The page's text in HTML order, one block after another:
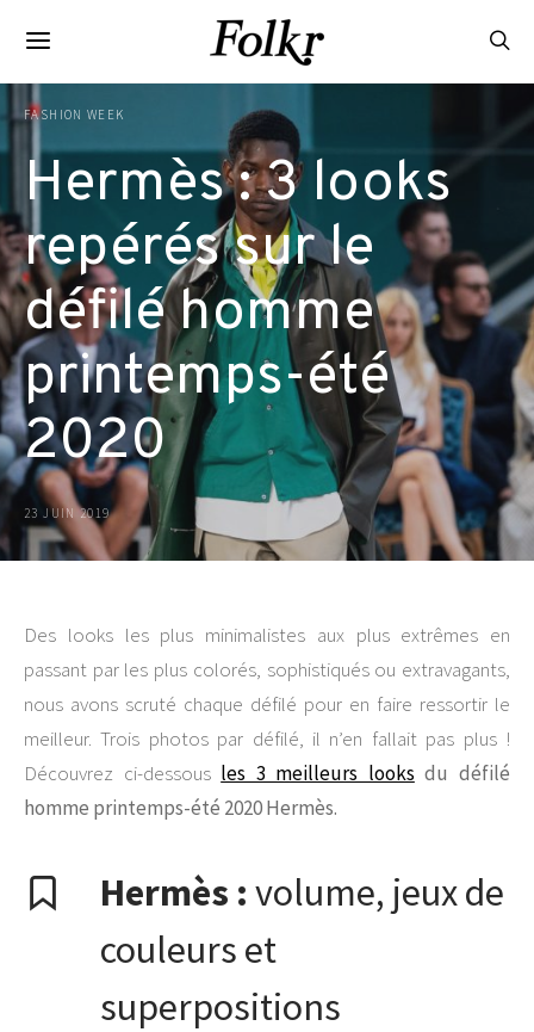
FASHION WEEK
Hermès : 3 looks
repérés sur le
défilé homme
printemps-été
2020
23 JUIN 2019
Des looks les plus minimalistes aux plus extrêmes en
passant par les plus colorés, sophistiqués ou extravagants,
nous avons scruté chaque défilé pour en faire ressortir le
meilleur. Trois photos par défilé, il n’en fallait pas plus !
Découvrez ci-dessous les 3 meilleurs looks du défilé
homme printemps-été 2020 Hermès.
Hermès : volume, jeux de
couleurs et
superpositions